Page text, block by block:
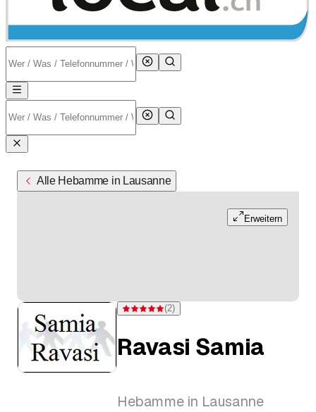
Alle Hebamme in Lausanne
Erweitern
Bewertung 5 von 5 Sternen bei 2 Bewertungen
(2)
Ravasi Samia
Hebamme in Lausanne